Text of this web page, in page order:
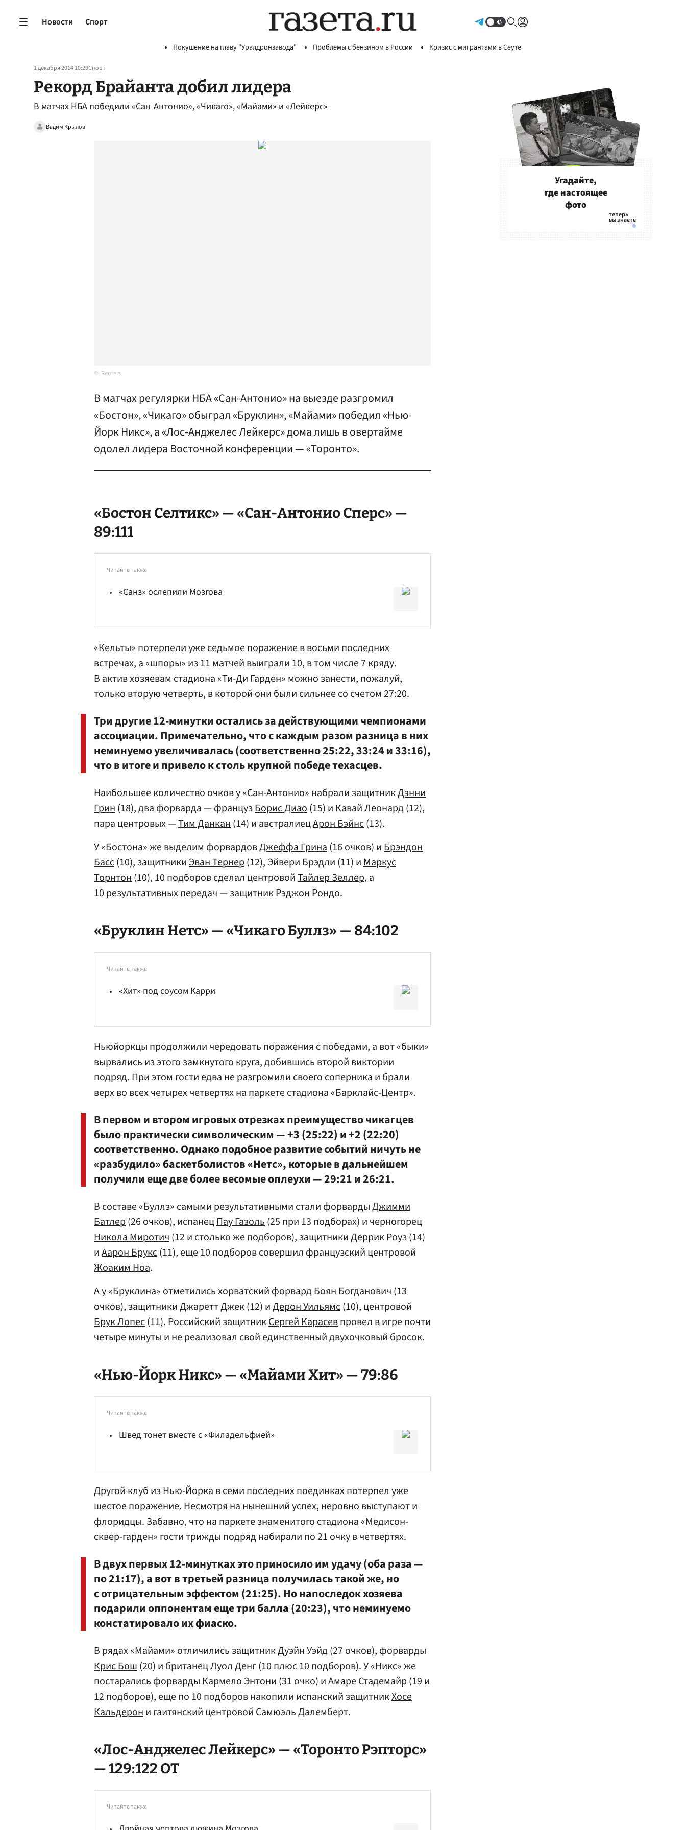
Новости Спорт
Покушение на главу "Уралдронзавода" Проблемы с бензином в России Кризис с мигрантами в Сеуте
1 декабря 2014 10:29Спорт
Рекорд Брайанта добил лидера
В матчах НБА победили «Сан-Антонио», «Чикаго», «Майами» и «Лейкерс»
Вадим Крылов
Reuters
В матчах регулярки НБА «Сан-Антонио» на выезде разгромил
«Бостон», «Чикаго» обыграл «Бруклин», «Майами» победил «Нью-
Йорк Никс», а «Лос-Анджелес Лейкерс» дома лишь в овертайме
одолел лидера Восточной конференции — «Торонто».
«Бостон Селтикс» — «Сан-Антонио Сперс» —
89:111
Читайте также
«Санз» ослепили Мозгова
«Кельты» потерпели уже седьмое поражение в восьми последних
встречах, а «шпоры» из 11 матчей выиграли 10, в том числе 7 кряду.
В актив хозяевам стадиона «Ти-Ди Гарден» можно занести, пожалуй,
только вторую четверть, в которой они были сильнее со счетом 27:20.
Три другие 12-минутки остались за действующими чемпионами
ассоциации. Примечательно, что с каждым разом разница в них
неминуемо увеличивалась (соответственно 25:22, 33:24 и 33:16),
что в итоге и привело к столь крупной победе техасцев.
Наибольшее количество очков у «Сан-Антонио» набрали защитникДэнни
Грин(18), два форварда — французБорис Диао(15) и Кавай Леонард (12),
пара центровых —Тим Данкан(14) и австралиецАрон Бэйнс(13).
У «Бостона» же выделим форвардовДжеффа Грина(16 очков) иБрэндон
Басс(10), защитникиЭван Тернер(12), Эйвери Брэдли (11) иМаркус
Торнтон(10), 10 подборов сделал центровойТайлер Зеллер, а
10 результативных передач — защитник Рэджон Рондо.
«Бруклин Нетс» — «Чикаго Буллз» — 84:102
Читайте также
«Хит» под соусом Карри
Ньюйоркцы продолжили чередовать поражения с победами, а вот «быки»
вырвались из этого замкнутого круга, добившись второй виктории
подряд. При этом гости едва не разгромили своего соперника и брали
верх во всех четырех четвертях на паркете стадиона «Барклайс-Центр».
В первом и втором игровых отрезках преимущество чикагцев
было практически символическим — +3 (25:22) и +2 (22:20)
соответственно. Однако подобное развитие событий ничуть не
«разбудило» баскетболистов «Нетс», которые в дальнейшем
получили еще две более весомые оплеухи — 29:21 и 26:21.
В составе «Буллз» самыми результативными стали форвардыДжимми
Батлер(26 очков), испанецПау Газоль(25 при 13 подборах) и черногорец
Никола Миротич(12 и столько же подборов), защитники Деррик Роуз (14)
иАарон Брукс(11), еще 10 подборов совершил французский центровой
Жоаким Ноа.
А у «Бруклина» отметились хорватский форвард Боян Богданович (13
очков), защитники Джаретт Джек (12) иДерон Уильямс(10), центровой
Брук Лопес(11). Российский защитникСергей Карасевпровел в игре почти
четыре минуты и не реализовал свой единственный двухочковый бросок.
«Нью-Йорк Никс» — «Майами Хит» — 79:86
Читайте также
Швед тонет вместе с «Филадельфией»
Другой клуб из Нью-Йорка в семи последних поединках потерпел уже
шестое поражение. Несмотря на нынешний успех, неровно выступают и
флоридцы. Забавно, что на паркете знаменитого стадиона «Медисон-
сквер-гарден» гости трижды подряд набирали по 21 очку в четвертях.
В двух первых 12-минутках это приносило им удачу (оба раза —
по 21:17), а вот в третьей разница получилась такой же, но
с отрицательным эффектом (21:25). Но напоследок хозяева
подарили оппонентам еще три балла (20:23), что неминуемо
констатировало их фиаско.
В рядах «Майами» отличились защитник Дуэйн Уэйд (27 очков), форварды
Крис Бош(20) и британец Луол Денг (10 плюс 10 подборов). У «Никс» же
постарались форварды Кармело Энтони (31 очко) и Амаре Стадемайр (19 и
12 подборов), еще по 10 подборов накопили испанский защитникХосе
Кальдерони гаитянский центровой Самюэль Далемберт.
«Лос-Анджелес Лейкерс» — «Торонто Рэпторс»
— 129:122 ОТ
Читайте также
Угадайте,
где настоящее
фото